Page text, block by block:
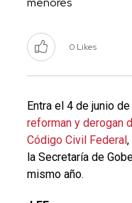
0 Likes
Entra el 4 de junio
reforman y derogan
Código Civil Federal,
la Secretaría de
mismo año.